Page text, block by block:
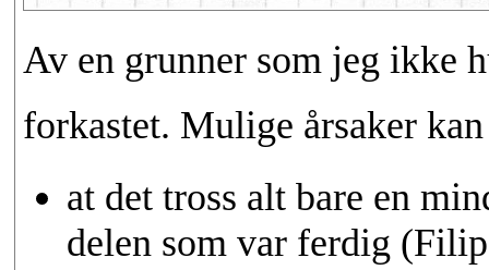
Av en grunner som jeg ikke
forkastet. Mulige årsaker
at det tross alt bare en
delen som var ferdig